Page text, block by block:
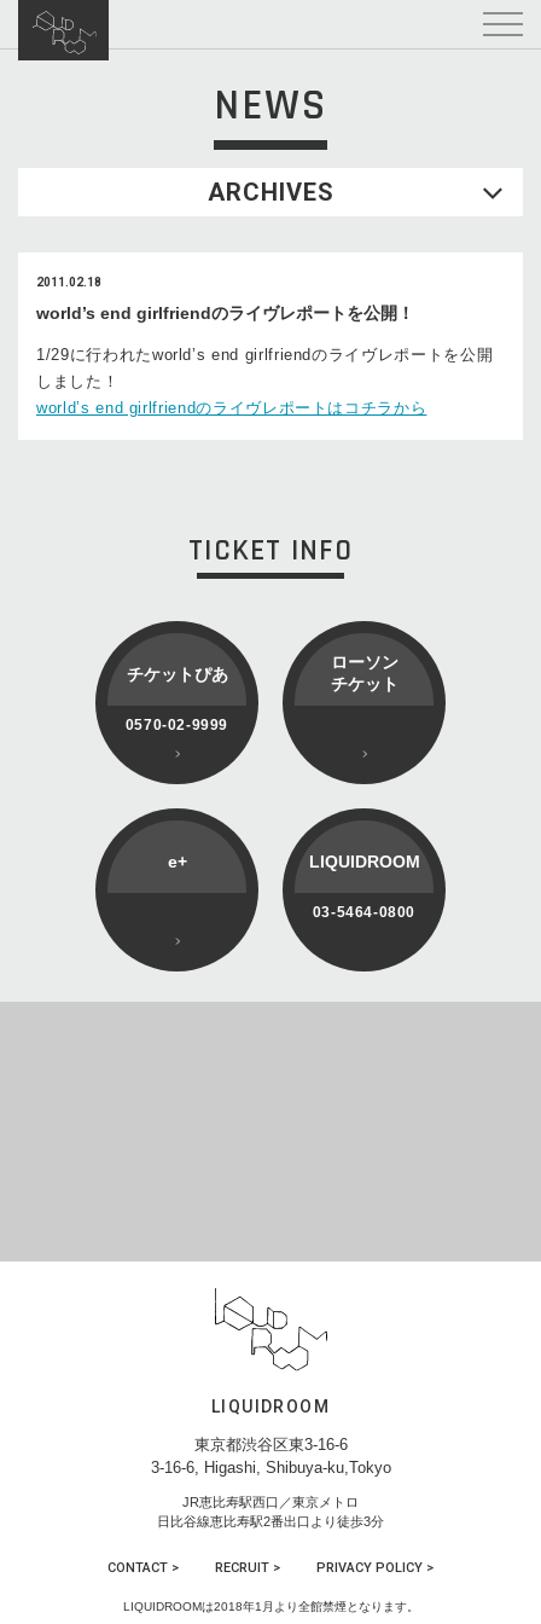
NEWS
ARCHIVES
2011.02.18
world’s end girlfriendのライヴレポートを公開！
1/29に行われたworld’s end girlfriendのライヴレポートを公開
しました！
world’s end girlfriendのライヴレポートはコチラから
TICKET INFO
チケットぴあ
0570-02-9999
ローソン
チケット
e+ LIQUIDROOM
03-5464-0800
LIQUIDROOM
東京都渋谷区東3-16-6
3-16-6, Higashi, Shibuya-ku,Tokyo
JR恵比寿駅西口／東京メトロ
日比谷線恵比寿駅2番出口より徒歩3分
CONTACT > RECRUIT > PRIVACY POLICY >
LIQUIDROOMは2018年1月より全館禁煙となります。